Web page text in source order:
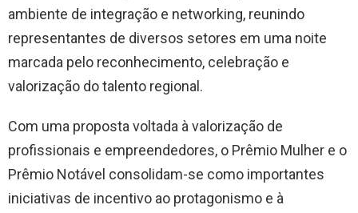
ambiente de integração e networking, reunindo
representantes de diversos setores em uma noite
marcada pelo reconhecimento, celebração e
valorização do talento regional.
Com uma proposta voltada à valorização de
profissionais e empreendedores, o Prêmio Mulher e o
Prêmio Notável consolidam-se como importantes
iniciativas de incentivo ao protagonismo e à